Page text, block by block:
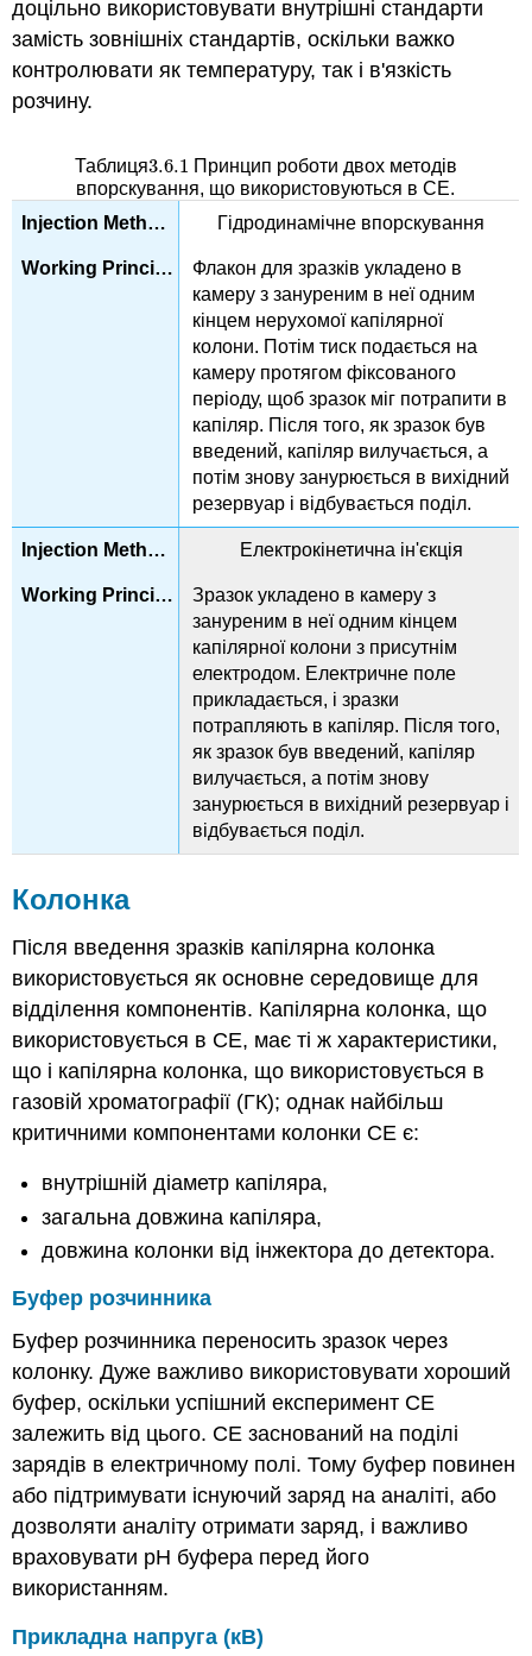
доцільно використовувати внутрішні стандарти
замість зовнішніх стандартів, оскільки важко
контролювати як температуру, так і в'язкість
розчину.
Гідродинамічне впорскування
Флакон для зразків укладено в
камеру з зануреним в неї одним
кінцем нерухомої капілярної
колони. Потім тиск подається на
камеру протягом фіксованого
періоду, щоб зразок міг потрапити в
капіляр. Після того, як зразок був
введений, капіляр вилучається, а
потім знову занурюється в вихідний
резервуар і відбувається поділ.
Електрокінетична ін'єкція
Зразок укладено в камеру з
зануреним в неї одним кінцем
капілярної колони з присутнім
електродом. Електричне поле
прикладається, і зразки
потрапляють в капіляр. Після того,
як зразок був введений, капіляр
вилучається, а потім знову
занурюється в вихідний резервуар і
відбувається поділ.
Таблиця3.6.1
3.6.1 Принцип роботи двох методів
впорскування, що використовуються в CE.
Колонка
Після введення зразків капілярна колонка
використовується як основне середовище для
відділення компонентів. Капілярна колонка, що
використовується в CE, має ті ж характеристики,
що і капілярна колонка, що використовується в
газовій хроматографії (ГК); однак найбільш
критичними компонентами колонки CE є:
внутрішній діаметр капіляра,
загальна довжина капіляра,
довжина колонки від інжектора до детектора.
Буфер розчинника
Буфер розчинника переносить зразок через
колонку. Дуже важливо використовувати хороший
буфер, оскільки успішний експеримент CE
залежить від цього. CE заснований на поділі
зарядів в електричному полі. Тому буфер повинен
або підтримувати існуючий заряд на аналіті, або
дозволяти аналіту отримати заряд, і важливо
враховувати рН буфера перед його
використанням.
Прикладна напруга (кВ)